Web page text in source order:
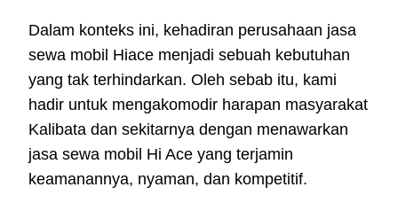
Dalam konteks ini, kehadiran perusahaan jasa
sewa mobil Hiace menjadi sebuah kebutuhan
yang tak terhindarkan. Oleh sebab itu, kami
hadir untuk mengakomodir harapan masyarakat
Kalibata dan sekitarnya dengan menawarkan
jasa sewa mobil Hi Ace yang terjamin
keamanannya, nyaman, dan kompetitif.